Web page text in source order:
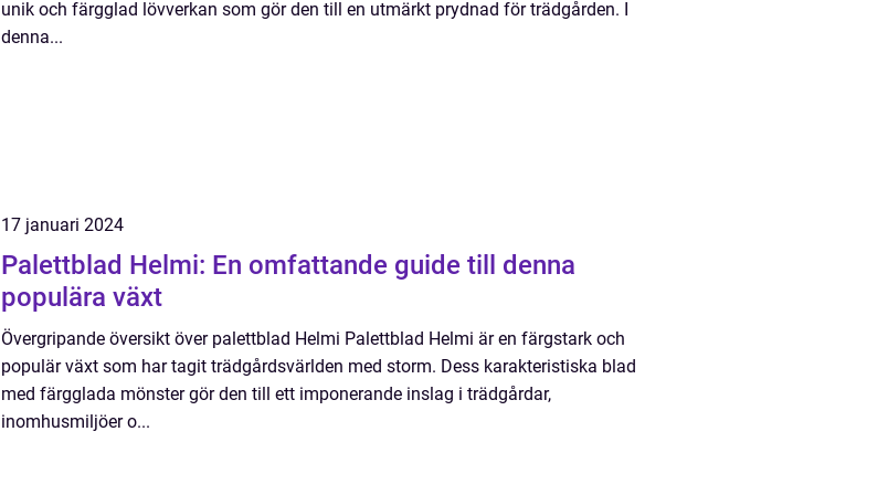
unik och färgglad lövverkan som gör den till en utmärkt prydnad för trädgården. I
denna...
17 januari 2024
Palettblad Helmi: En omfattande guide till denna
populära växt
Övergripande översikt över palettblad Helmi Palettblad Helmi är en färgstark och
populär växt som har tagit trädgårdsvärlden med storm. Dess karakteristiska blad
med färgglada mönster gör den till ett imponerande inslag i trädgårdar,
inomhusmiljöer o...